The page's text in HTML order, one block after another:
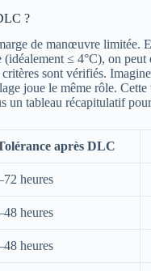
?
de manœuvre
(idéalement ≤ 4°C), on
sont vérifiés.
joue le même rôle.
un tableau récapitulatif
après DLC
heures
heures
heures